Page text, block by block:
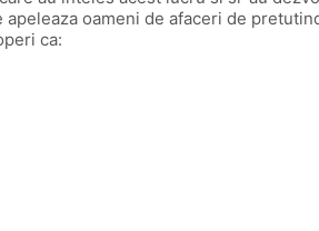
oameni de afaceri de
ca: